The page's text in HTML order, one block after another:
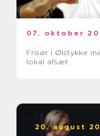
07. oktober
Frisør i Ølstykke
lokal afsæt
20. august